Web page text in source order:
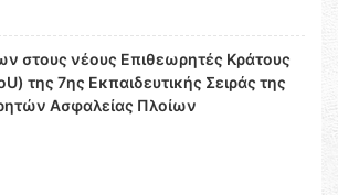
στους νέους Επιθεωρητές Κράτους
της 7ης Εκπαιδευτικής Σειράς της
Ασφαλείας Πλοίων